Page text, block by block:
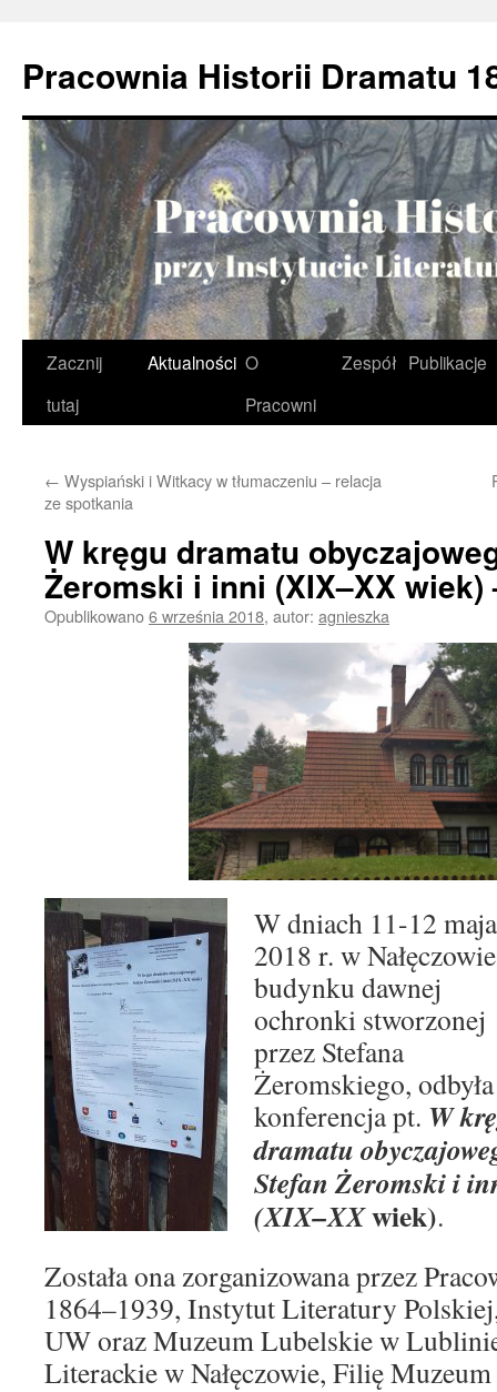
treści
Pracownia Historii Dramatu
Zacznij
tutaj
Aktualności O
Pracowni
Zespół Publikacje
← Wyspiański i Witkacy w tłumaczeniu – relacja
ze spotkania
W kręgu dramatu
Żeromski i inni (XIX–XX wiek)
Opublikowano6 września 2018, autor: agnieszka
W dniach 11-12 maja
2018 r. w
budynku dawnej
ochronki stworzonej
przez Stefana
Żeromskiego,
konferencja pt. W
dramatu
Stefan Żeromski i
(XIX–XXwiek).
Została ona zorganizowana przez
1864–1939, Instytut Literatury
UW oraz Muzeum Lubelskie w
Literackie w Nałęczowie, Filię